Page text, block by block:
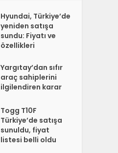
Hyundai, Türkiye’de
yeniden satışa
sundu: Fiyatı ve
özellikleri
Yargıtay’dan sıfır
araç sahiplerini
ilgilendiren karar
Togg T10F
Türkiye’de satışa
sunuldu, fiyat
listesi belli oldu